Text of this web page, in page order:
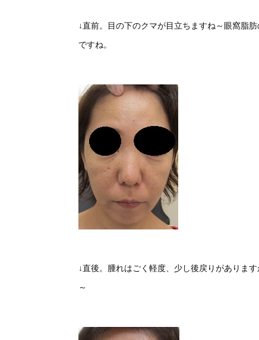
↓直前。目の下のクマが目立ちますね～眼窩脂
ですね。
↓直後。腫れはごく軽度、少し後戻りがありま
～